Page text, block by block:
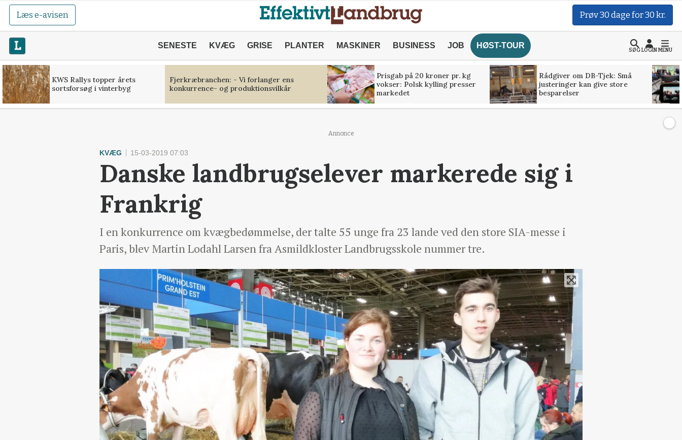
Læs e-avisen Prøv 30 dage for 30 kr.
SENESTE KVÆG GRISE PLANTER MASKINER BUSINESS JOB HØST-TOUR
SØGLOGINMENU
KWS Rallys topper årets
sortsforsøg i vinterbyg
Fjerkræbranchen: - Vi forlanger ens
konkurrence- og produktionsvilkår
Prisgab på 20 kroner pr. kg
vokser: Polsk kylling presser
markedet
Rådgiver om DB-Tjek: Små
justeringer kan give store
besparelser
Annonce
KVÆG 15-03-2019 07:03
Danske landbrugselever markerede sig i
Frankrig
I en konkurrence om kvægbedømmelse, der talte 55 unge fra 23 lande ved den store SIA-messe i
Paris, blev Martin Lodahl Larsen fra Asmildkloster Landbrugsskole nummer tre.